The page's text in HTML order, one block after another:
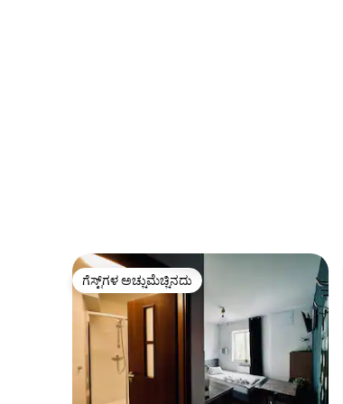
ಗೆಸ್ಟ್‌ಗಳ ಅಚ್ಚುಮೆಚ್ಚಿನದು
ಗೆಸ್ಟ್‌ಗಳ ಅಚ್ಚುಮೆಚ್ಚಿನದು